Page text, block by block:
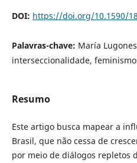
DOI: https://doi.org/10.1590/
Palavras-chave: María
interseccionalidade,
Resumo
Este artigo busca mapear a
Brasil, que não cessa de
por meio de diálogos repletos